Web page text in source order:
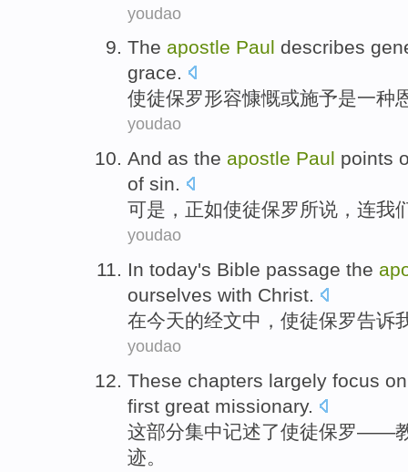
youdao
The apostle Paul describes
grace.
使徒保罗形容慷慨或施予是一种
youdao
And as the apostle Paul points
of sin.
可是，正如使徒保罗所说 ，连我
youdao
In today's Bible passage the
ourselves with Christ.
在今天的经文中， 使徒保罗告诉
youdao
These chapters largely focus
first great missionary.
这部分集中记述了使徒保罗——
迹。